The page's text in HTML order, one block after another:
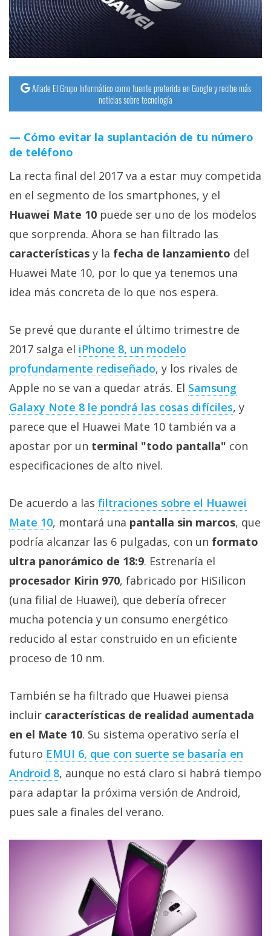
Operadores
Trucos
Tutoriales
Ciberseguridad
Sistemas
operativos
Profesional
+
Más
temas
Sorteos
Foros
Contacto
/
Sobre
nosotros
/
Cambiar
opciones
de
/
Aviso
Legal
El medio de
comunicación
digital donde
encontrarás
noticias sobre
tecnología,
móviles,
apps,
informática,
videojuegos,
comparativas,
trucos y
tutoriales.
El Grupo
(CC) 2006-
Añade El Grupo Informático como fuente preferida en Google y recibe más
noticias sobre tecnología
Cómo evitar la suplantación de tu número
de teléfono
La recta final del 2017 va a estar muy competida
en el segmento de los smartphones, y el
Huawei Mate 10 puede ser uno de los modelos
que sorprenda. Ahora se han filtrado las
características y la fecha de lanzamiento del
Huawei Mate 10, por lo que ya tenemos una
idea más concreta de lo que nos espera.
Se prevé que durante el último trimestre de
2017 salga el iPhone 8, un modelo
profundamente rediseñado, y los rivales de
Apple no se van a quedar atrás. El Samsung
Galaxy Note 8 le pondrá las cosas difíciles, y
parece que el Huawei Mate 10 también va a
apostar por un terminal "todo pantalla" con
especificaciones de alto nivel.
De acuerdo a las filtraciones sobre el Huawei
Mate 10, montará una pantalla sin marcos, que
podría alcanzar las 6 pulgadas, con un formato
ultra panorámico de 18:9. Estrenaría el
procesador Kirin 970, fabricado por HiSilicon
(una filial de Huawei), que debería ofrecer
mucha potencia y un consumo energético
reducido al estar construido en un eficiente
proceso de 10 nm.
También se ha filtrado que Huawei piensa
incluir características de realidad aumentada
en el Mate 10. Su sistema operativo sería el
futuro EMUI 6, que con suerte se basaría en
Android 8, aunque no está claro si habrá tiempo
para adaptar la próxima versión de Android,
pues sale a finales del verano.